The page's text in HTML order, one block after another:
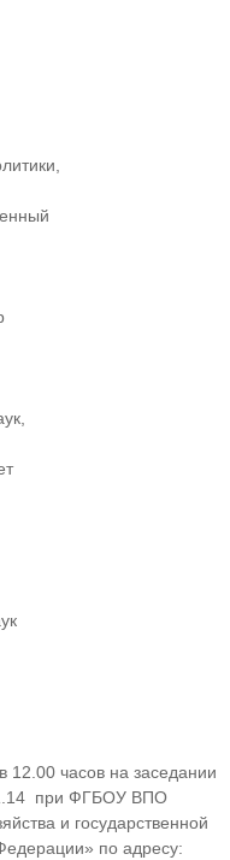
часов на заседании
при ФГБОУ ВПО
и государственной
по адресу: